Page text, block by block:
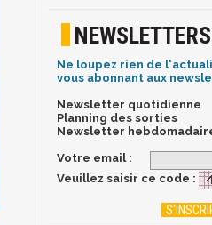
NEWSLETTERS
Ne loupez rien de
vous abonnant aux
Newsletter quotidienne
Planning des sorties
Newsletter
Votre email :
Veuillez saisir ce code :